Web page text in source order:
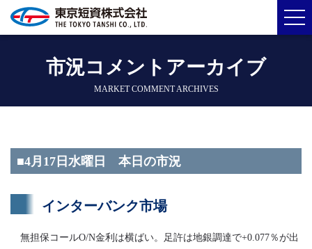
市況コメントアーカイブ
MARKET COMMENT ARCHIVES
■4月17日水曜日 本日の市況
インターバンク市場
無担保コールO/N金利は横ばい。足許は地銀調達で+0.077％が出